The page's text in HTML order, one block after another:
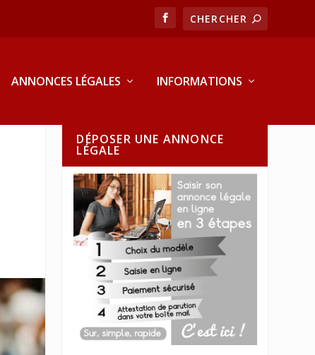
ANNONCES LÉGALES INFORMATIONS
DÉPOSER UNE ANNONCE
LÉGALE